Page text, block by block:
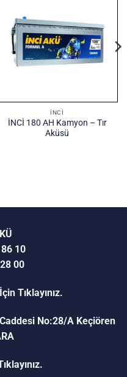
İNCİ
İNCİ 180 AH Kamyon – Tır
Aküsü
10
00
Tıklayınız.
No:28/A Keçiören